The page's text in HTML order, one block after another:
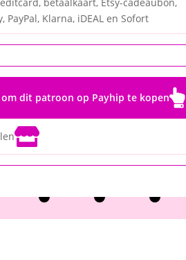
PayPal, Klarna, iDEAL en Sofort
dit patroon op Payhip te kopen
